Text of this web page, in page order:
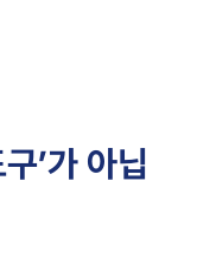
’가 아닙